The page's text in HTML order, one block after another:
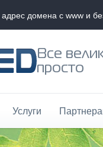
домена с www и
Все
просто
Услуги